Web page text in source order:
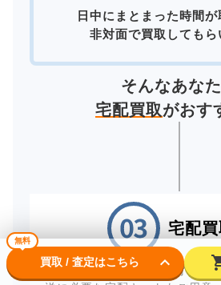
日中にまとまった時間が
非対面で買取してもら
そんなあな
宅配買取がおす
宅配買
自宅にいながら買取が完了する
無料
買取 / 査定はこちら keyboard_arrow_down